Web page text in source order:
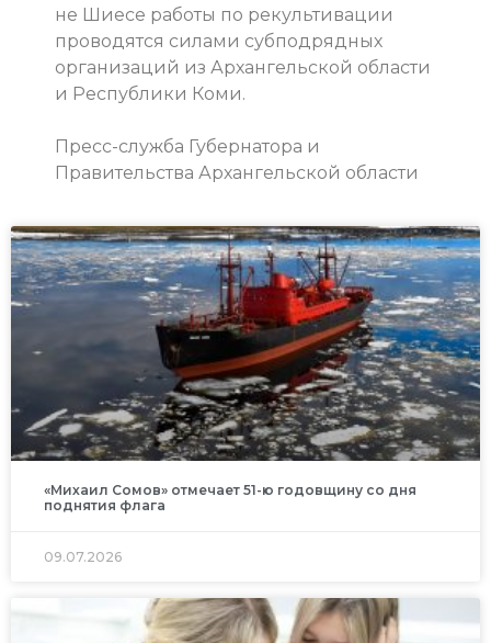
не Шиесе работы по рекультивации
проводятся силами субподрядных
организаций из Архангельской области
и Республики Коми.
Пресс-служба Губернатора и
Правительства Архангельской области
«Михаил Сомов» отмечает 51-ю годовщину со дня
поднятия флага
09.07.2026